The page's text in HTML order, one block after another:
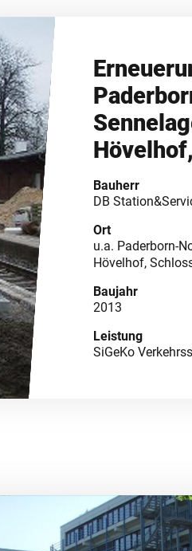
Bauherr
DB
Ort
u.a. Paderborn-
Hövelhof,
Baujahr
2013
Leistung
SiGeKo